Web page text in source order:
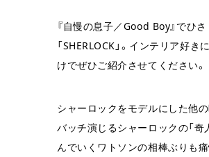
『自慢の息子／Good Boy』でひ
「SHERLOCK」。インテリア好
けでぜひご紹介させてください。
シャーロックをモデルにした他
バッチ演じるシャーロックの「奇
んでいくワトソンの相棒ぶりも